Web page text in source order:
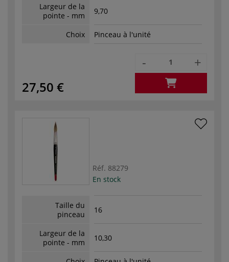
Largeur de la
pointe - mm
9,70
Choix Pinceau à l'unité
27,50 €
- +
Réf. 88279
En stock
Taille du
pinceau
16
Largeur de la
pointe - mm
10,30